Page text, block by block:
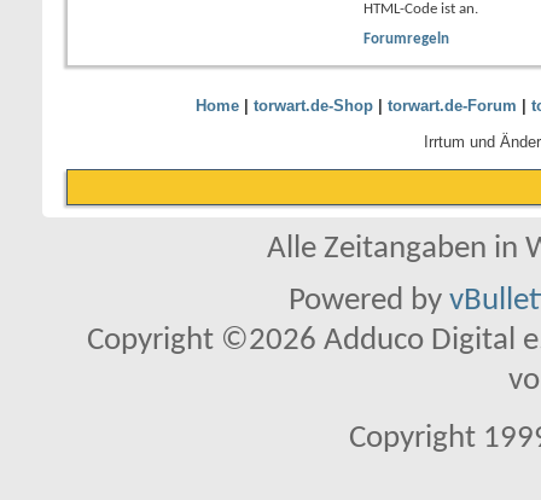
HTML-Code ist an.
Forumregeln
Home| torwart.de-Shop| torwart.de-Forum
Irrtum und
Alle Zeitangaben in
Powered by
Copyright ©2026 Adduco Digital
Copyright